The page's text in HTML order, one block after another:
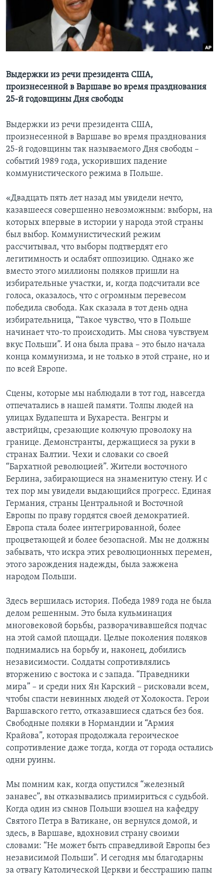
Learning English
СОЦИАЛЬНЫЕ СЕТИ
Языки
Выдержки из речи президента США,
произнесенной в Варшаве во время празднования
25-й годовщины Дня свободы
Выдержки из речи президента США,
произнесенной в Варшаве во время празднования
25-й годовщины так называемого Дня свободы –
событий 1989 года, ускоривших падение
коммунистического режима в Польше.
«Двадцать пять лет назад мы увидели нечто,
казавшееся совершенно невозможным: выборы, на
которых впервые в истории у народа этой страны
был выбор. Коммунистический режим
рассчитывал, что выборы подтвердят его
легитимность и ослабят оппозицию. Однако же
вместо этого миллионы поляков пришли на
избирательные участки, и, когда подсчитали все
голоса, оказалось, что с огромным перевесом
победила свобода. Как сказала в тот день одна
избирательница, “Такое чувство, что в Польше
начинает что-то происходить. Мы снова чувствуем
вкус Польши”. И она была права – это было начала
конца коммунизма, и не только в этой стране, но и
по всей Европе.
Сцены, которые мы наблюдали в тот год, навсегда
отпечатались в нашей памяти. Толпы людей на
улицах Будапешта и Бухареста. Венгры и
австрийцы, срезающие колючую проволоку на
границе. Демонстранты, держащиеся за руки в
странах Балтии. Чехи и словаки со своей
“Бархатной революцией”. Жители восточного
Берлина, забирающиеся на знаменитую стену. И с
тех пор мы увидели выдающийся прогресс. Единая
Германия, страны Центральной и Восточной
Европы по праву гордятся своей демократией.
Европа стала более интегрированной, более
процветающей и более безопасной. Мы не должны
забывать, что искра этих революционных перемен,
этого зарождения надежды, была зажжена
народом Польши.
Здесь вершилась история. Победа 1989 года не была
делом решенным. Это была кульминация
многовековой борьбы, разворачивавшейся подчас
на этой самой площади. Целые поколения поляков
поднимались на борьбу и, наконец, добились
независимости. Солдаты сопротивлялись
вторжению с востока и с запада. “Праведники
мира” – и среди них Ян Карский – рисковали всем,
чтобы спасти невинных людей от Холокоста. Герои
Варшавского гетто, отказавшиеся сдаться без боя.
Свободные поляки в Нормандии и “Армия
Крайова”, которая продолжала героическое
сопротивление даже тогда, когда от города остались
одни руины.
Мы помним как, когда опустился “железный
занавес”, вы отказывались примириться с судьбой.
Когда один из сынов Польши взошел на кафедру
Святого Петра в Ватикане, он вернулся домой, и
здесь, в Варшаве, вдохновил страну своими
словами: “Не может быть справедливой Европы без
независимой Польши”. И сегодня мы благодарны
за отвагу Католической Церкви и бесстрашию папы